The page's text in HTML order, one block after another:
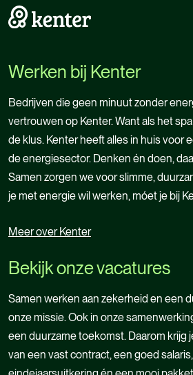
Werken bij Kenter
Bedrijven die geen minuut zonder
vertrouwen op Kenter. Want als het
de klus. Kenter heeft alles in huis voor
de energiesector. Denken én doen,
Samen zorgen we voor slimme,
je met energie wil werken, móet je bij
Meer over Kenter
Meer over Kenter
Bekijk onze vacatures
Samen werken aan zekerheid en een
onze missie. Ook in onze
een duurzame toekomst. Daarom krijg
van een vast contract, een goed